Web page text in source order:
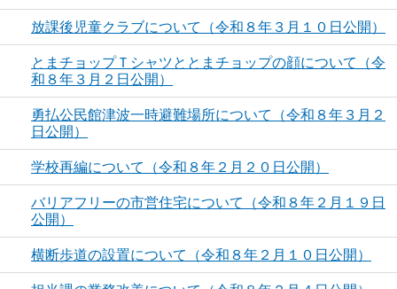
放課後児童クラブについて（令和８年３月１０日公開）
とまチョップＴシャツととまチョップの顔について（令
和８年３月２日公開）
勇払公民館津波一時避難場所について（令和８年３月２
日公開）
学校再編について（令和８年２月２０日公開）
バリアフリーの市営住宅について（令和８年２月１９日
公開）
横断歩道の設置について（令和８年２月１０日公開）